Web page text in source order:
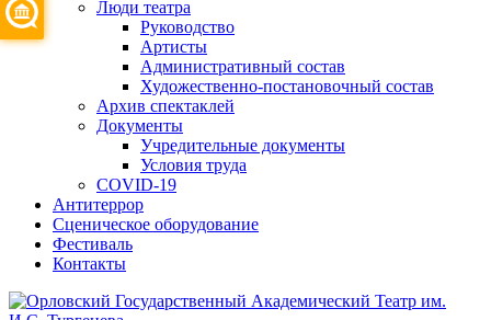
Люди театра
Руководство
Артисты
Административный состав
Художественно-постановочный состав
Архив спектаклей
Документы
Учредительные документы
Условия труда
COVID-19
Антитеррор
Сценическое оборудование
Фестиваль
Контакты